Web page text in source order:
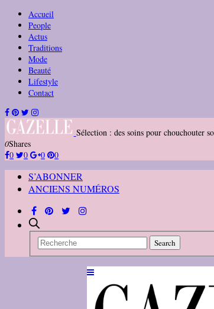
Accueil
People
Actus
Traditions
Mode
Beauté
Lifestyle
Contact
Sélection : des soins pour chouchouter
0Shares
0
0 0 0
S’ABONNER
ANCIENS NUMÉROS